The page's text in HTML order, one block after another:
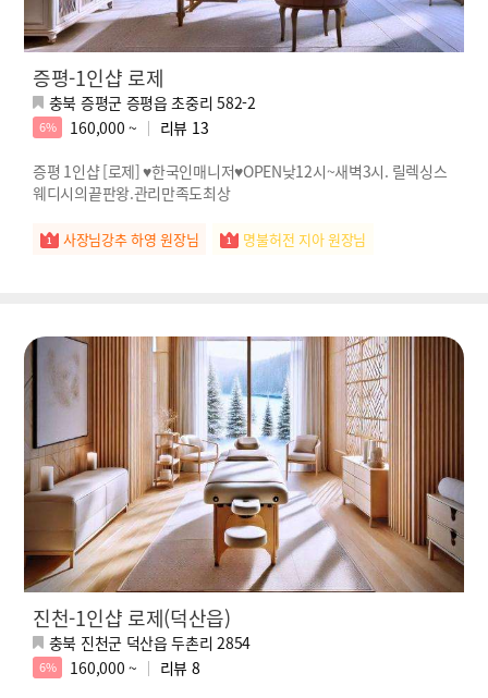
증평-1인샵 로제
충북 증평군 증평읍 초중리 582-2
6% 160,000 ~ 리뷰 13
증평 1인샵 [로제] ♥한국인매니저♥OPEN낮12시~새벽3시. 릴렉싱스
웨디시의끝판왕.관리만족도최상
사장님강추 하영 원장님 명불허전 지아 원장님
진천-1인샵 로제(덕산읍)
충북 진천군 덕산읍 두촌리 2854
6% 160,000 ~ 리뷰 8